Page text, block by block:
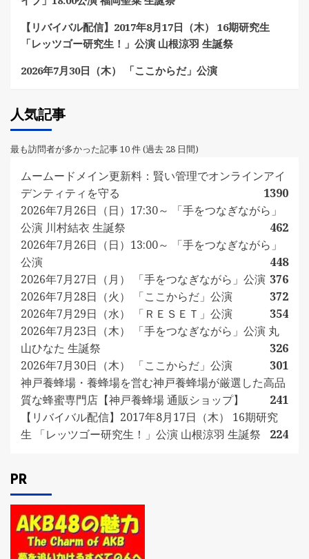
【リバイバル配信】2017年8月17日（木） 16期研究生
「レッツゴー研究生！」公演 山根涼羽 生誕祭
2026年7月30日（木） 「ここからだ」公演
人気記事
最も訪問者が多かった記事 10 件 (過去 28 日間)
ムームードメイン更新料：賢い管理でオンラインアイ
デンティティを守る
1390
2026年7月26日（日）17:30～ 「手をつなぎながら」
公演 川村結衣 生誕祭
462
2026年7月26日（日）13:00～ 「手をつなぎながら」
公演
448
2026年7月27日（月） 「手をつなぎながら」公演 376
2026年7月28日（火） 「ここからだ」公演
372
2026年7月29日（水） 「ＲＥＳＥＴ」公演
354
2026年7月23日（木） 「手をつなぎながら」公演 丸
山ひなた 生誕祭
326
2026年7月30日（木） 「ここからだ」公演
301
神戸養蜂場・養蜂場を営む神戸養蜂場が厳選した高品
質な蜂蜜専門店【神戸養蜂場 通販ショップ】
241
【リバイバル配信】2017年8月17日（木） 16期研究
生 「レッツゴー研究生！」公演 山根涼羽 生誕祭
224
PR